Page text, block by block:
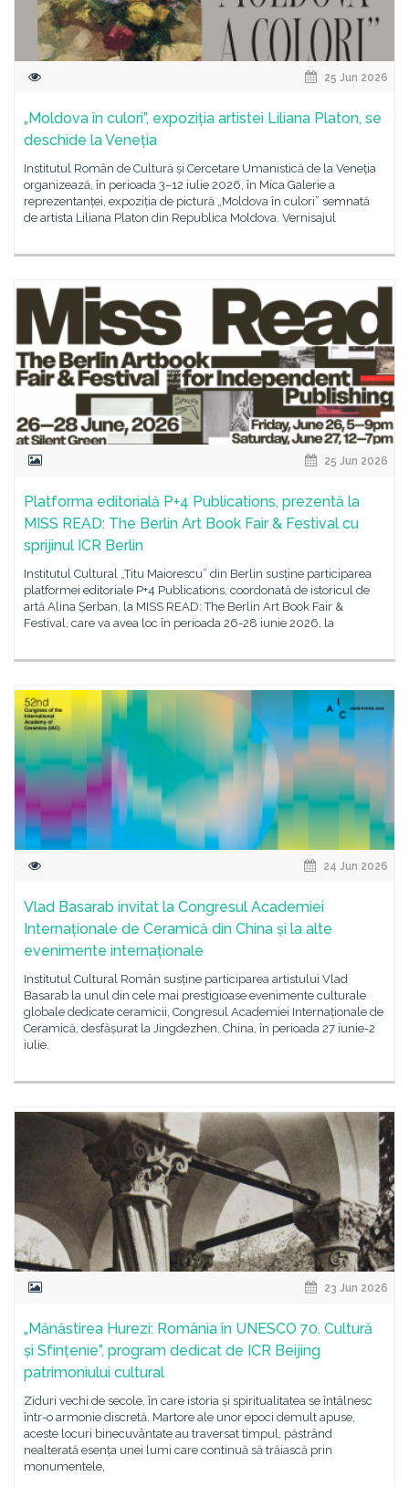
25 Jun 2026
„Moldova în culori”, expoziția artistei Liliana Platon, se
deschide la Veneția
Institutul Român de Cultură și Cercetare Umanistică de la Veneția
organizează, în perioada 3–12 iulie 2026, în Mica Galerie a
reprezentanței, expoziția de pictură „Moldova în culori” semnată
de artista Liliana Platon din Republica Moldova. Vernisajul
25 Jun 2026
Platforma editorială P+4 Publications, prezentă la
MISS READ: The Berlin Art Book Fair & Festival cu
sprijinul ICR Berlin
Institutul Cultural „Titu Maiorescu” din Berlin susține participarea
platformei editoriale P+4 Publications, coordonată de istoricul de
artă Alina Șerban, la MISS READ: The Berlin Art Book Fair &
Festival, care va avea loc în perioada 26-28 iunie 2026, la
24 Jun 2026
Vlad Basarab invitat la Congresul Academiei
Internaționale de Ceramică din China și la alte
evenimente internaționale
Institutul Cultural Român susține participarea artistului Vlad
Basarab la unul din cele mai prestigioase evenimente culturale
globale dedicate ceramicii, Congresul Academiei Internaționale de
Ceramică, desfășurat la Jingdezhen, China, în perioada 27 iunie-2
iulie.
23 Jun 2026
„Mănăstirea Hurezi: România în UNESCO 70. Cultură
și Sfințenie”, program dedicat de ICR Beijing
patrimoniului cultural
Ziduri vechi de secole, în care istoria și spiritualitatea se întâlnesc
într-o armonie discretă. Martore ale unor epoci demult apuse,
aceste locuri binecuvântate au traversat timpul, păstrând
nealterată esența unei lumi care continuă să trăiască prin
monumentele,